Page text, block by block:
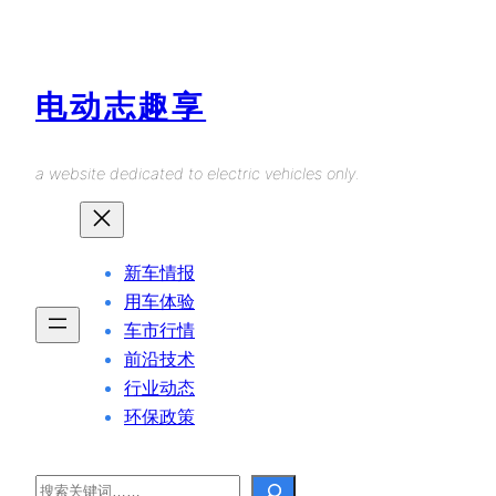
电动志趣享
a website dedicated to electric vehicles only.
新车情报
用车体验
车市行情
前沿技术
行业动态
环保政策
Search